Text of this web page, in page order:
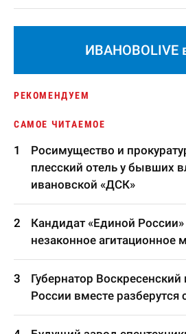
ИВАНОВОLIVE
РЕКОМЕНДУЕМ
САМОЕ ЧИТАЕМОЕ
Росимущество и
плесский отель у бывших
ивановской «ДСК»
Кандидат «Единой
незаконное агитационное
Губернатор Воскресенский
России вместе разберутся